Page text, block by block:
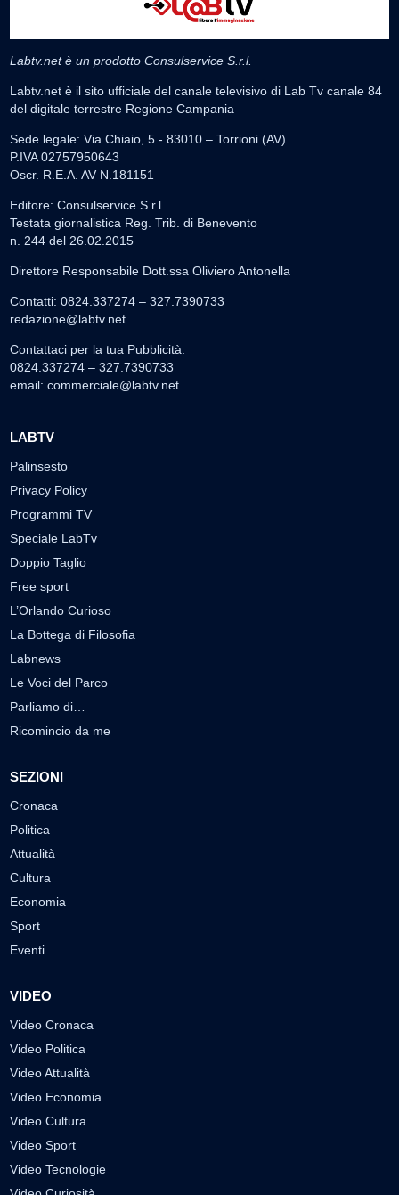
Labtv.net è un prodotto Consulservice S.r.l.
Labtv.net è il sito ufficiale del canale televisivo di Lab Tv canale 84
del digitale terrestre Regione Campania
Sede legale: Via Chiaio, 5 - 83010 – Torrioni (AV)
P.IVA 02757950643
Oscr. R.E.A. AV N.181151
Editore: Consulservice S.r.l.
Testata giornalistica Reg. Trib. di Benevento
n. 244 del 26.02.2015
Direttore Responsabile Dott.ssa Oliviero Antonella
Contatti: 0824.337274 – 327.7390733
redazione@labtv.net
Contattaci per la tua Pubblicità:
0824.337274 – 327.7390733
email: commerciale@labtv.net
LABTV
Palinsesto
Privacy Policy
Programmi TV
Speciale LabTv
Doppio Taglio
Free sport
L’Orlando Curioso
La Bottega di Filosofia
Labnews
Le Voci del Parco
Parliamo di…
Ricomincio da me
SEZIONI
Cronaca
Politica
Attualità
Cultura
Economia
Sport
Eventi
VIDEO
Video Cronaca
Video Politica
Video Attualità
Video Economia
Video Cultura
Video Sport
Video Tecnologie